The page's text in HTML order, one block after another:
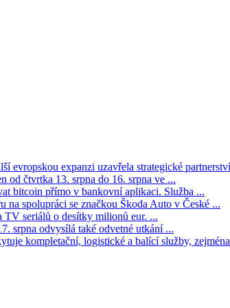
evropskou expanzi uzavřela strategické
od čtvrtka 13. srpna do 16. srpna ve ...
bitcoin přímo v bankovní aplikaci. Služba ...
na spolupráci se značkou Škoda Auto v České ...
TV seriálů o desítky milionů eur. ...
srpna odvysílá také odvetné utkání ...
kompletační, logistické a balící služby,